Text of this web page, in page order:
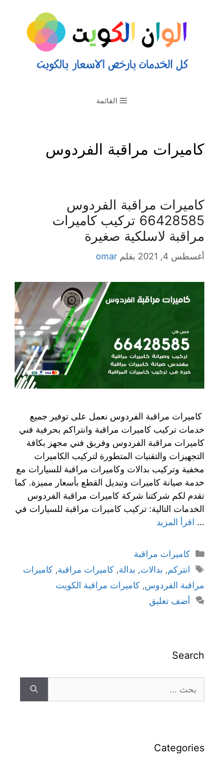
القائمة
كاميرات مراقبة الفردوس
كاميرات مراقبة الفردوس
66428585 تركيب كاميرات
مراقبة لاسلكية صغيرة
أغسطس 4, 2021 بقلم omar
كاميرات مراقبة الفردوس نعمل على توفير جميع
خدمات تركيب كاميرات مراقبة وانتراكم بحرفية فني
كاميرات مراقبة الفردوس وفريق فني مجهز بكافة
التجهيزات والتقنيات المتطورة لتركيب الكاميرات
مخفية وتركيب بدالات وكاميرات مراقبة للسيارات مع
خدمة صيانة كاميرات وتبديل القطع بأسعار مميزة. كما
تقدم لكم شركتنا شركة كاميرات مراقبة الفردوس
الخدمات التالية: تركيب كاميرات مراقبة للسيارات في
… اقرأ المزيد
كاميرات مراقبة
انتركم, بدالات, بدالة, كاميرات مراقبة, كاميرات
مراقبة الفردوس, كاميرات مراقبة الكويت
أضف تعليق
Search
Categories